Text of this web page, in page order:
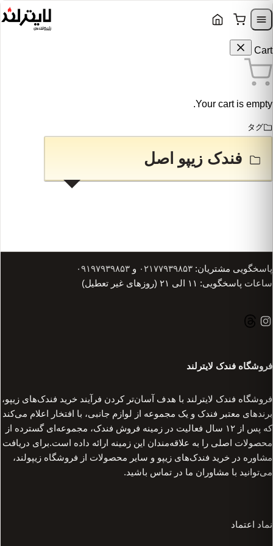
Skip to navigation
Cart
Your cart is empty.
タグ
فندک زیپو اصل
پاسخگویی مشتریان: ۰۲۱۷۷۹۳۹۸۵۳ و ۰۹۱۹۷۹۳۹۸۵۳
ساعات پاسخگویی: ۱۱ الی ۲۱ (روزهای غیر تعطیل)
فروشگاه فندک لایترلند
فروشگاه فندک لایترلند با هدف آسان‌تر کردن فرآیند خرید فندک‌های زیپو،
برندهای معتبر فندک و یک مجموعه از لوازم جانبی، با افتخار اعلام می‌کند
که پس از ۱۲ سال فعالیت در زمینه فروش فندک، مجموعه‌ای گسترده از
محصولات اصلی را به علاقه‌مندان این زمینه ارائه داده است.برای دریافت
مشاوره در خرید فندک‌های زیپو و سایر محصولات از فروشگاه زیپولند،
می‌توانید با مشاوران ما در تماس باشید.
نماد اعتماد